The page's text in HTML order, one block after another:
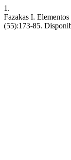
1.
Fazakas I.
(55):173-85.